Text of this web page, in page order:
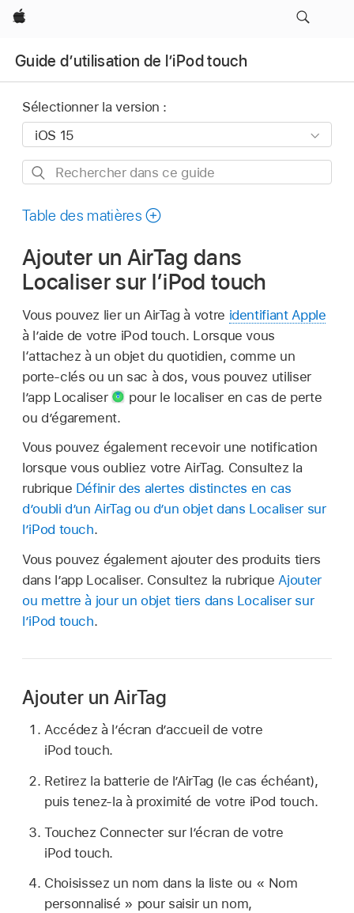
Apple
Guide d’utilisation de l’iPod touch
Sélectionner la version :
Rechercher
ce
Table des matières
Ajouter un AirTag dans
Localiser sur l’iPod touch
Vous pouvez lier un AirTag à votre identifiant Apple
à l’aide de votre iPod touch. Lorsque vous
l‘attachez à un objet du quotidien, comme un
porte-clés ou un sac à dos, vous pouvez utiliser
l’app Localiser
pour le localiser en cas de perte
ou d’égarement.
Vous pouvez également recevoir une notification
lorsque vous oubliez votre AirTag. Consultez la
rubrique Définir des alertes distinctes en cas
d’oubli d’un AirTag ou d’un objet dans Localiser sur
l’iPod touch.
Vous pouvez également ajouter des produits tiers
dans l’app Localiser. Consultez la rubriqueAjouter
ou mettre à jour un objet tiers dans Localiser sur
l’iPod touch.
Ajouter un AirTag
Accédez à l’écran d’accueil de votre
iPod touch.
Retirez la batterie de l’AirTag (le cas échéant),
puis tenez-la à proximité de votre iPod touch.
Touchez Connecter sur l’écran de votre
iPod touch.
Choisissez un nom dans la liste ou « Nom
personnalisé » pour saisir un nom,